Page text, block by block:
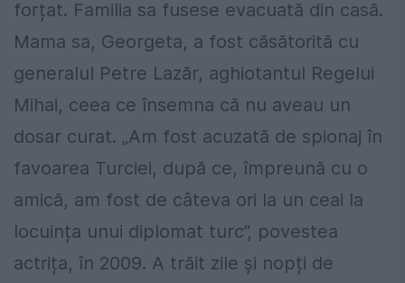
forțat. Familia sa fusese evacuată din casă.
Mama sa, Georgeta, a fost căsătorită cu
generalul Petre Lazăr, aghiotantul Regelui
Mihai, ceea ce însemna că nu aveau un
dosar curat. „Am fost acuzată de spionaj în
favoarea Turciei, după ce, împreună cu o
amică, am fost de câteva ori la un ceai la
locuința unui diplomat turc”, povestea
actrița, în 2009. A trăit zile și nopți de